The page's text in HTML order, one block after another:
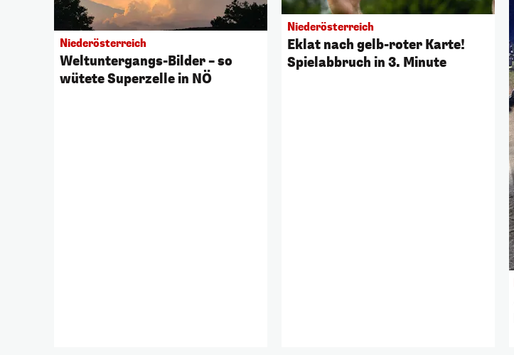
Niederösterreich
Weltuntergangs-Bilder – so
wütete Superzelle in NÖ
Niederösterreich
Eklat nach gelb-roter Karte!
Spielabbruch in 3. Minute